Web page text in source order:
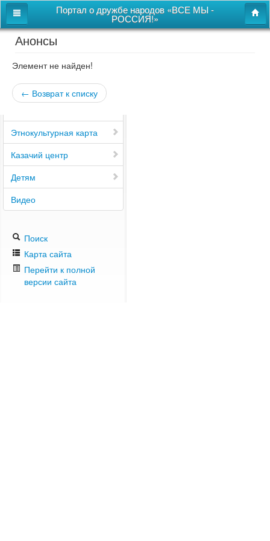
Портал о дружбе народов «ВСЕ МЫ -
РОССИЯ!»
Главная
Дом дружбы народов
Новости
Этнокультурная карта
Казачий центр
Детям
Видео
Поиск
Карта сайта
Перейти к полной
версии сайта
Анонсы
Элемент не найден!
← Возврат к списку